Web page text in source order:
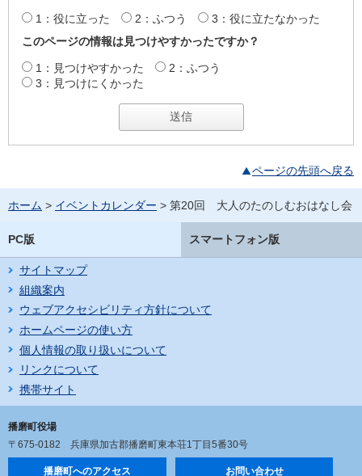
1：役に立った 2：ふつう
3：役に立たなかった
このページの情報は見つけやすかったですか？
1：見つけやすかった
2：ふつう
3：見つけにくかった
ページの先頭へ戻る
ホーム > イベントカレンダー > 第20回 大人のたのしむおはなし会
PC版 スマートフォン版
サイトマップ
組織案内
ウェブアクセシビリティ方針について
ホームページの使い方
個人情報の取り扱いについて
リンクについて
携帯サイト
播磨町役場
〒675-0182 兵庫県加古郡播磨町東本荘1丁目5番30号
播磨町へのアクセス お問い合わせ